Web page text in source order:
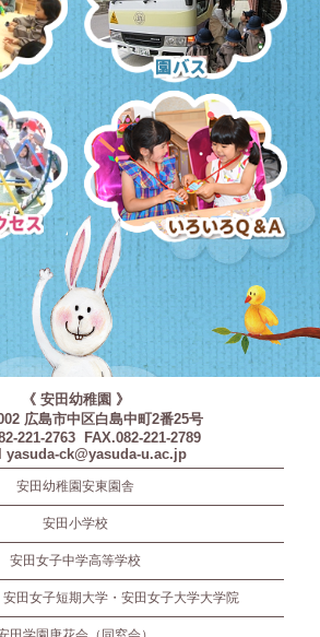
園バス・送迎
いろいろQ＆A
《 安田幼稚園 》
広島市中区白島中町2番25号
221-2763 FAX.082-221-2789
yasuda-ck@yasuda-u.ac.jp
安田幼稚園安東園舎
安田小学校
安田女子中学高等学校
田女子短期大学・安田女子大学大学院